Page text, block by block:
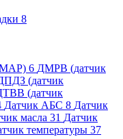
8
6 ДМРВ (датчик
(датчик
(датчик
Датчик АБС 8 Датчик
масла 31 Датчик
температуры 37